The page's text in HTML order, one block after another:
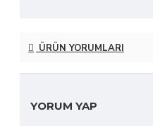
ÜRÜN YORUMLARI
YORUM YAP